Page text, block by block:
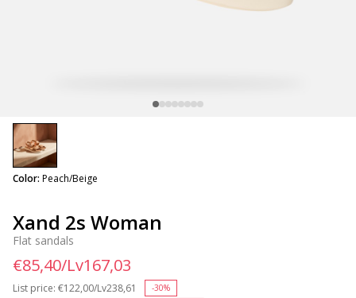
Xand 2s Woman
Flat sandals
List price: Price reduced from
€122,00/Lv238,61 -30%
€85,40/Lv167,03
Color: Peach/Beige
selected